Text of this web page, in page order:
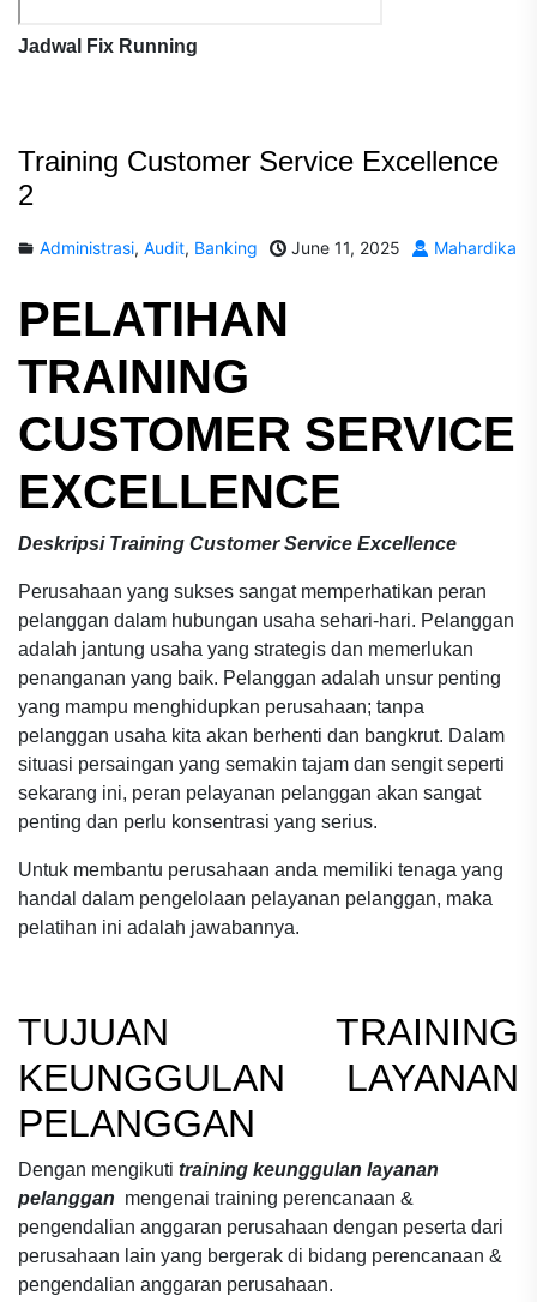
Jadwal Fix Running
Training Customer Service Excellence
2
Administrasi, Audit, Banking June 11, 2025 Mahardika
PELATIHAN
TRAINING
CUSTOMER SERVICE
EXCELLENCE
Deskripsi Training Customer Service Excellence
Perusahaan yang sukses sangat memperhatikan peran
pelanggan dalam hubungan usaha sehari-hari. Pelanggan
adalah jantung usaha yang strategis dan memerlukan
penanganan yang baik. Pelanggan adalah unsur penting
yang mampu menghidupkan perusahaan; tanpa
pelanggan usaha kita akan berhenti dan bangkrut. Dalam
situasi persaingan yang semakin tajam dan sengit seperti
sekarang ini, peran pelayanan pelanggan akan sangat
penting dan perlu konsentrasi yang serius.
Untuk membantu perusahaan anda memiliki tenaga yang
handal dalam pengelolaan pelayanan pelanggan, maka
pelatihan ini adalah jawabannya.
TUJUAN TRAINING
KEUNGGULAN LAYANAN
PELANGGAN
Dengan mengikuti training keunggulan layanan
pelanggan mengenai training perencanaan &
pengendalian anggaran perusahaan dengan peserta dari
perusahaan lain yang bergerak di bidang perencanaan &
pengendalian anggaran perusahaan.